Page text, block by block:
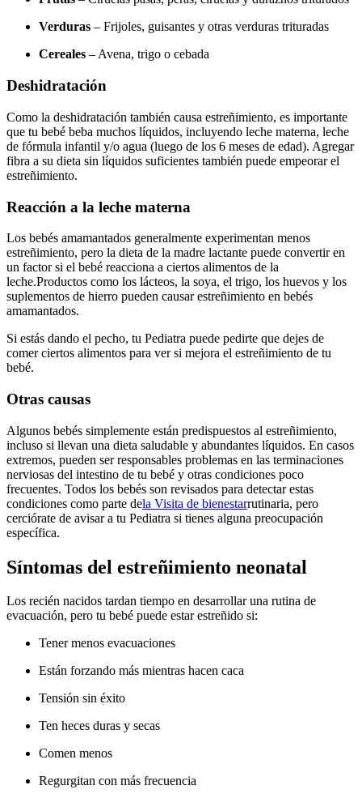
Verduras – Frijoles, guisantes y otras verduras trituradas
Cereales – Avena, trigo o cebada
Deshidratación
Como la deshidratación también causa estreñimiento, es importante
que tu bebé beba muchos líquidos, incluyendo leche materna, leche
de fórmula infantil y/o agua (luego de los 6 meses de edad). Agregar
fibra a su dieta sin líquidos suficientes también puede empeorar el
estreñimiento.
Reacción a la leche materna
Los bebés amamantados generalmente experimentan menos
estreñimiento, pero la dieta de la madre lactante puede convertir en
un factor si el bebé reacciona a ciertos alimentos de la
leche.Productos como los lácteos, la soya, el trigo, los huevos y los
suplementos de hierro pueden causar estreñimiento en bebés
amamantados.
Si estás dando el pecho, tu Pediatra puede pedirte que dejes de
comer ciertos alimentos para ver si mejora el estreñimiento de tu
bebé.
Otras causas
Algunos bebés simplemente están predispuestos al estreñimiento,
incluso si llevan una dieta saludable y abundantes líquidos. En casos
extremos, pueden ser responsables problemas en las terminaciones
nerviosas del intestino de tu bebé y otras condiciones poco
frecuentes. Todos los bebés son revisados para detectar estas
condiciones como parte dela Visita de bienestarrutinaria, pero
cerciórate de avisar a tu Pediatra si tienes alguna preocupación
específica.
Síntomas del estreñimiento neonatal
Los recién nacidos tardan tiempo en desarrollar una rutina de
evacuación, pero tu bebé puede estar estreñido si:
Tener menos evacuaciones
Están forzando más mientras hacen caca
Tensión sin éxito
Ten heces duras y secas
Comen menos
Regurgitan con más frecuencia